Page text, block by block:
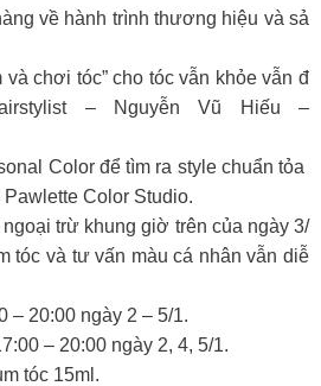
về hành trình thương hiệu và sả
và chơi tóc” cho tóc vẫn khỏe vẫn đ
– Nguyễn Vũ Hiếu –
Color để tìm ra style chuẩn tỏa
Color Studio.
trừ khung giờ trên của ngày 3/
tóc và tư vấn màu cá nhân vẫn diễ
– 20:00 ngày 2 – 5/1.
– 20:00 ngày 2, 4, 5/1.
tóc 15ml.